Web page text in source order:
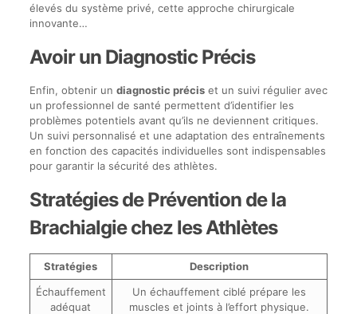
élevés du système privé, cette approche chirurgicale
innovante…
Avoir un Diagnostic Précis
Enfin, obtenir un diagnostic préciset un suivi régulier avec
un professionnel de santé permettent d’identifier les
problèmes potentiels avant qu’ils ne deviennent critiques.
Un suivi personnalisé et une adaptation des entraînements
en fonction des capacités individuelles sont indispensables
pour garantir la sécurité des athlètes.
Stratégies de Prévention de la
Brachialgie chez les Athlètes
Stratégies
Description
Échauffement
adéquat
Un échauffement ciblé prépare les
muscles et joints à l’effort physique.